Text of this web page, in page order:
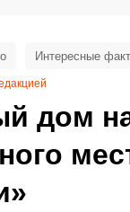
дом
Интересные